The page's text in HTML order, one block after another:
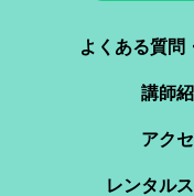
よくある質問
アク
講師
レンタル